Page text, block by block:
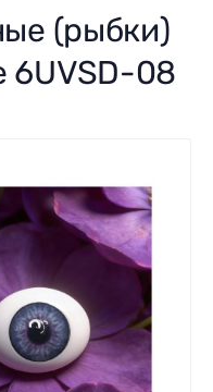
(рыбки)
6UVSD-08